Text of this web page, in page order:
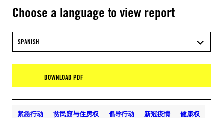
Choose a language to view report
SPANISH
DOWNLOAD PDF
紧急行动 贫民窟与住房权 倡导行动 新冠疫情 健康权